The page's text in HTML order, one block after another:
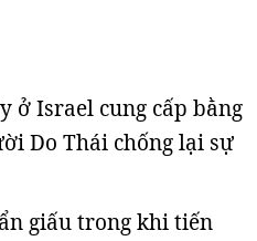
ở Israel cung cấp bằng
Do Thái chống lại sự
giấu trong khi tiến